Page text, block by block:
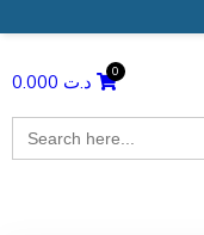
د.ت
Search
for: